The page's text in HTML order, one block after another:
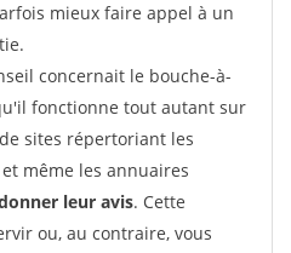
mieux faire appel à un
concernait le bouche-à-
fonctionne tout autant sur
sites répertoriant les
même les annuaires
leur avis. Cette
ou, au contraire, vous